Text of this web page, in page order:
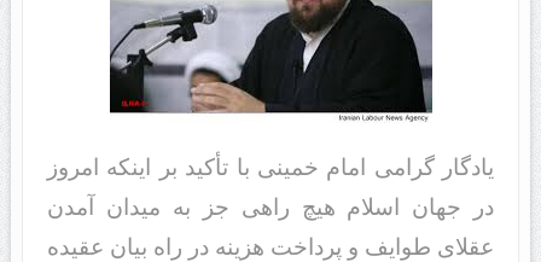
یادگار گرامی امام خمینی با تأکید بر اینکه امروز
در جهان اسلام هیچ راهی جز به میدان آمدن
عقلای طوایف و پرداخت هزینه در راه بیان عقیده